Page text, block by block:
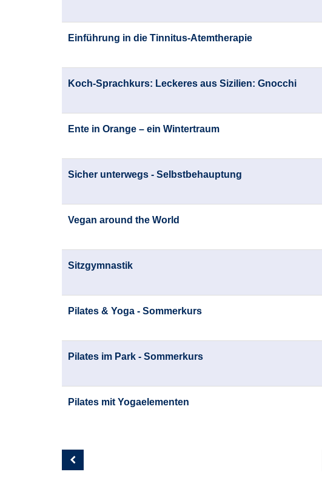
Einführung in die Tinnitus-Atemtherapie
Koch-Sprachkurs: Leckeres aus Sizilien: Gnocchi
Ente in Orange – ein Wintertraum
Sicher unterwegs - Selbstbehauptung
Vegan around the World
Sitzgymnastik
Pilates & Yoga - Sommerkurs
Pilates im Park - Sommerkurs
Pilates mit Yogaelementen
Seite
13